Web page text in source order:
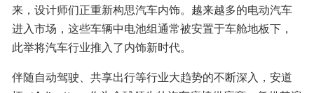
来，设计师们正重新构思汽车内饰。越来越多的电动汽车
进入市场，这些车辆中电池组通常被安置于车舱地板下，
此举将汽车行业推入了内饰新时代。
伴随自动驾驶、共享出行等行业大趋势的不断深入，安道